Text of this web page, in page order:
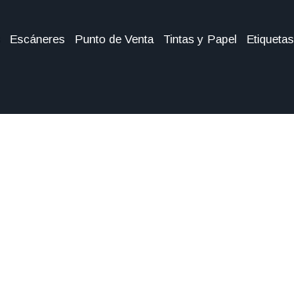
Escáneres Punto de Venta Tintas y Papel Etiquetas